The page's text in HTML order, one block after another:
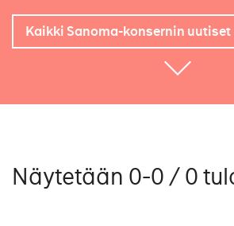
Kaikki Sanoma-konsernin uutiset
Näytetään 0-0 / 0